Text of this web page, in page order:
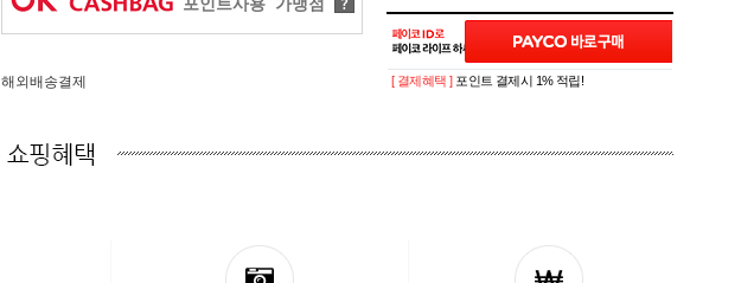
?
해외배송결제 [ 결제혜택 ] 포인트 결제시 1% 적립!